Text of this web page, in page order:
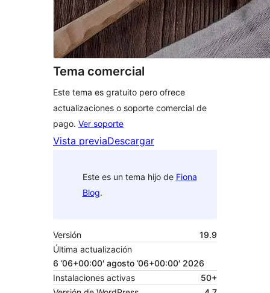
Tema comercial
Este tema es gratuito pero ofrece
actualizaciones o soporte comercial de
pago. Ver soporte
Vista previaDescargar
Este es un tema hijo de Fiona
Blog.
Versión
19.9
Última actualización
6 ’06+00:00′ agosto ’06+00:00′ 2026
Instalaciones activas
50+